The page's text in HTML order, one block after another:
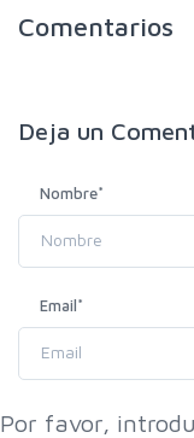
Comentarios
Deja un
Nombre*
Email*
Por favor,